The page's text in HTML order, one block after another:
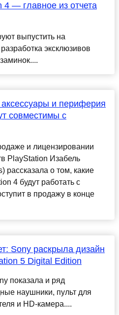
4 — главное из отчета
выпустить на
эксклюзивов
и периферия
совместимы с
и лицензировании
PlayStation Изабель
рассказала о том, какие
4 будут работать с
в продажу в конце
Sony раскрыла дизайн
5 Digital Edition
показала и ряд
наушники, пульт для
и HD-камера....